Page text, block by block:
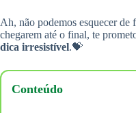
Ah, não podemos esquecer de
chegarem até o final, te
dica irresistível.💝
Conteúdo